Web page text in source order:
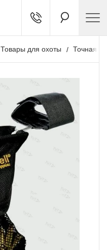
Товары для охоты Точная